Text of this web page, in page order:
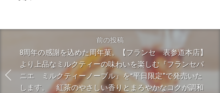
前の投稿
8周年の感謝を込めた周年菓。【フランセ 表参道本店】
より上品なミルクティーの味わいを楽しむ『フランセパ
ニエ ミルクティーノーブル』を“平日限定”で発売いた
します。 紅茶のやさしい香りとまろやかなコクが調和